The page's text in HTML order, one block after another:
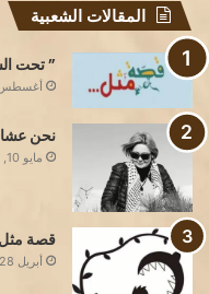
المقالات الشعبية
” تحت
أغسطس 19,
نحن
مايو 10, 2021
قصة
أبريل 28, 2020